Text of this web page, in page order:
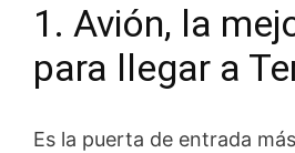
1. Avión, la
para llegar a
Es la puerta de entrada